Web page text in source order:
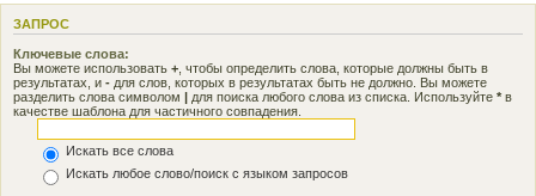
ЗАПРОС
Ключевые слова:
Вы можете использовать + , чтобы определить слова, которые должны быть в
результатах, и - для слов, которых в результатах быть не должно. Вы можете
разделить слова символом | для поиска любого слова из списка. Используйте * в
качестве шаблона для частичного совпадения.
Искать все слова
Искать любое слово/поиск с языком запросов